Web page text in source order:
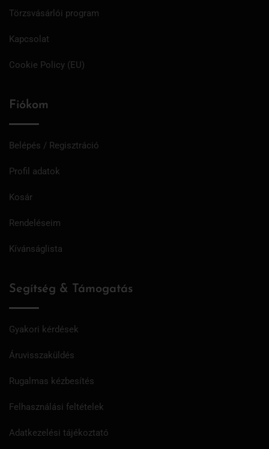
Törzsvásárlói program
Kapcsolat
Cookie Policy (EU)
Fiókom
Belépés / Regisztráció
Profil adatok
Kosár
Rendeléseim
Kívánságlista
Segítség & Támogatás
Gyakori kérdések
Áruvisszaküldés
Rugalmas kézbesítés
Felhasználási feltételek
Adatkezelési tájékoztató